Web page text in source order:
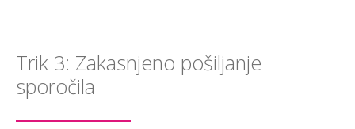
Trik 3: Zakasnjeno pošiljanje
sporočila